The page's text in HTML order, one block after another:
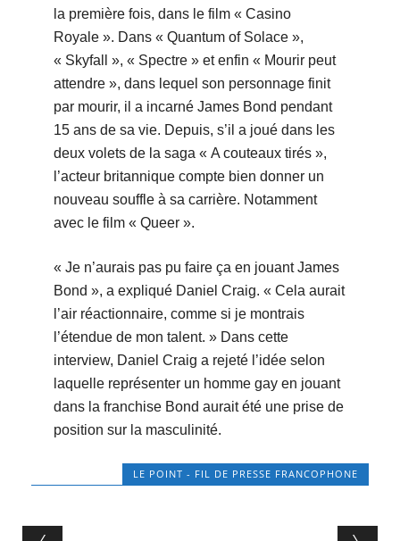
la première fois, dans le film « Casino
Royale ». Dans « Quantum of Solace »,
« Skyfall », « Spectre » et enfin « Mourir peut
attendre », dans lequel son personnage finit
par mourir, il a incarné James Bond pendant
15 ans de sa vie. Depuis, s’il a joué dans les
deux volets de la saga « A couteaux tirés »,
l’acteur britannique compte bien donner un
nouveau souffle à sa carrière. Notamment
avec le film « Queer ».
« Je n’aurais pas pu faire ça en jouant James
Bond », a expliqué Daniel Craig. « Cela aurait
l’air réactionnaire, comme si je montrais
l’étendue de mon talent. » Dans cette
interview, Daniel Craig a rejeté l’idée selon
laquelle représenter un homme gay en jouant
dans la franchise Bond aurait été une prise de
position sur la masculinité.
LE POINT - FIL DE PRESSE FRANCOPHONE